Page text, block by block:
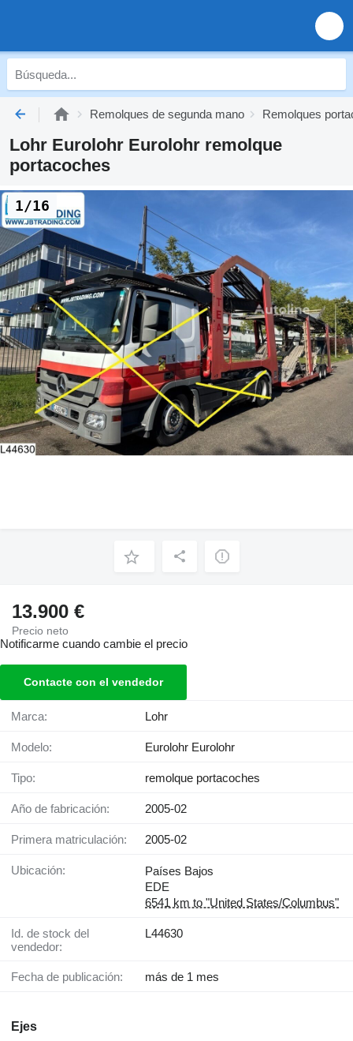
Remolques de segunda mano Remolques
Lohr Eurolohr Eurolohr remolque
portacoches
1/16
13.900 €
Precio neto
Notificarme cuando cambie el precio
Contacte con el vendedor
Marca: Lohr
Modelo: Eurolohr Eurolohr
Tipo: remolque portacoches
Año de fabricación: 2005-02
Primera matriculación: 2005-02
Ubicación:
Países Bajos
EDE
6541 km to "United States/Columbus"
Id. de stock del
vendedor:
L44630
Fecha de publicación: más de 1 mes
Ejes